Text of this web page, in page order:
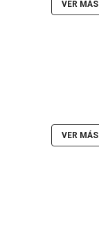
VER MÁS
VER MÁS